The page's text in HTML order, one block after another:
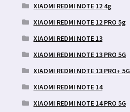
XIAOMI REDMI NOTE 12 4g
XIAOMI REDMI NOTE 12 PRO 5g
XIAOMI REDMI NOTE 13
XIAOMI REDMI NOTE 13 PRO 5G
XIAOMI REDMI NOTE 13 PRO+ 5G
XIAOMI REDMI NOTE 14
XIAOMI REDMI NOTE 14 PRO 5G